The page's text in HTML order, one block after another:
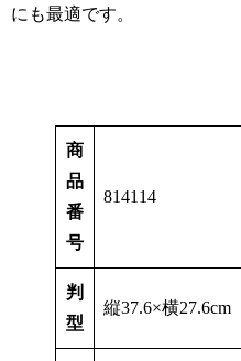
にも最適です。
商
品
番
号
814114
判
型
縦37.6×横27.6cm